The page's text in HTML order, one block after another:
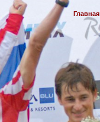
Главная